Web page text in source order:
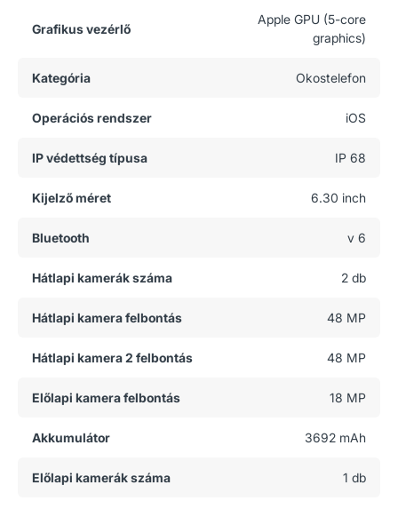
Grafikus vezérlő
Apple GPU (5-core
graphics)
Kategória Okostelefon
Operációs rendszer iOS
IP védettség típusa IP 68
Kijelző méret 6.30 inch
Bluetooth v 6
Hátlapi kamerák száma 2 db
Hátlapi kamera felbontás 48 MP
Hátlapi kamera 2 felbontás 48 MP
Előlapi kamera felbontás 18 MP
Akkumulátor 3692 mAh
Előlapi kamerák száma 1 db